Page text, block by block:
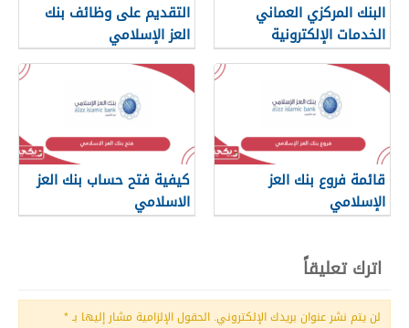
البنك المركزي العماني
الخدمات الإلكترونية
التقديم على وظائف بنك
العز الإسلامي
قائمة فروع بنك العز
الإسلامي
كيفية فتح حساب بنك العز
الاسلامي
اترك تعليقاً
لن يتم نشر عنوان بريدك الإلكتروني. الحقول الإلزامية مشار إليها بـ*